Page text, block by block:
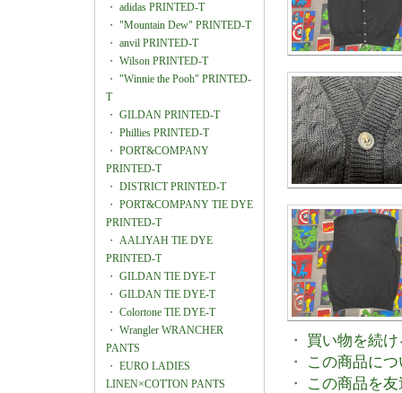
・ adidas PRINTED-T
・ "Mountain Dew" PRINTED-T
・ anvil PRINTED-T
・ Wilson PRINTED-T
・ "Winnie the Pooh" PRINTED-
T
・ GILDAN PRINTED-T
・ Phillies PRINTED-T
・ PORT&COMPANY
PRINTED-T
・ DISTRICT PRINTED-T
・ PORT&COMPANY TIE DYE
PRINTED-T
・ AALIYAH TIE DYE
PRINTED-T
・ GILDAN TIE DYE-T
・ GILDAN TIE DYE-T
・ Colortone TIE DYE-T
・ Wrangler WRANCHER
PANTS
・ EURO LADIES
LINEN×COTTON PANTS
・ 買い物を続け
・
この商品に
・
この商品を